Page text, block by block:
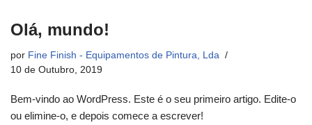
Olá, mundo!
por Fine Finish - Equipamentos de Pintura, Lda
10 de Outubro, 2019
Bem-vindo ao WordPress. Este é o seu primeiro artigo. Edite-o
ou elimine-o, e depois comece a escrever!